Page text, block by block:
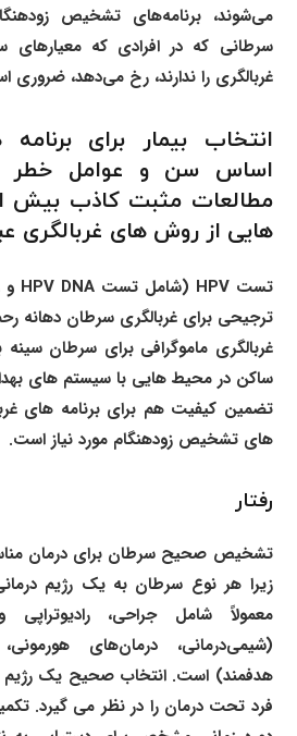
می‌شوند، برنامه‌های تشخیص
سرطانی که در افرادی که
غربالگری را ندارند، رخ می‌دهد، ضروری
انتخاب بیمار برای
اساس سن و عوامل خطر
مطالعات مثبت کاذب بیش
هایی از روش های غربالگری
ترجیحی برای غربالگری سرطان دهانه
ساکن در محیط هایی با سیستم های
تضمین کیفیت هم برای برنامه های
های تشخیص زودهنگام مورد نیاز است.
رفتار
تشخیص صحیح سرطان برای درمان
زیرا هر نوع سرطان به یک رژیم
معمولاً شامل جراحی،
(شیمی‌درمانی، درمان‌های
هدفمند) است. انتخاب صحیح یک
فرد تحت درمان را در نظر می گیرد.